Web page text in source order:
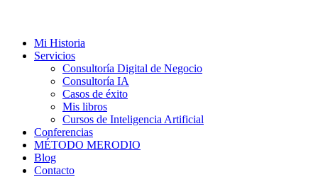
Mi Historia
Servicios
Consultoría Digital de Negocio
Consultoría IA
Casos de éxito
Mis libros
Cursos de Inteligencia Artificial
Conferencias
MÉTODO MERODIO
Blog
Contacto